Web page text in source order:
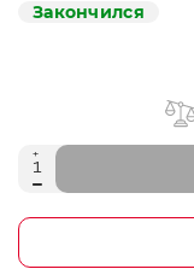
Закончился